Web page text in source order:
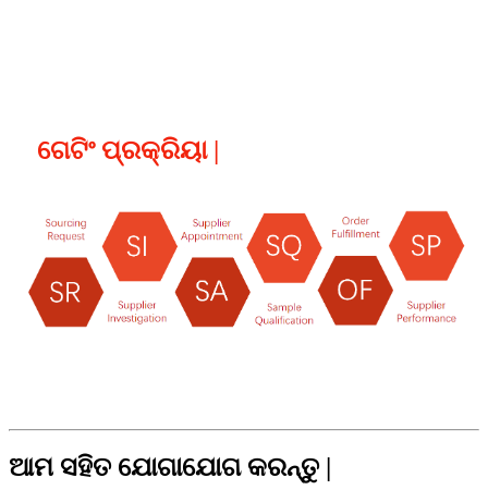
ଗେଟିଂ ପ୍ରକ୍ରିୟା |
ଆମ ସହିତ ଯୋଗାଯୋଗ କରନ୍ତୁ |